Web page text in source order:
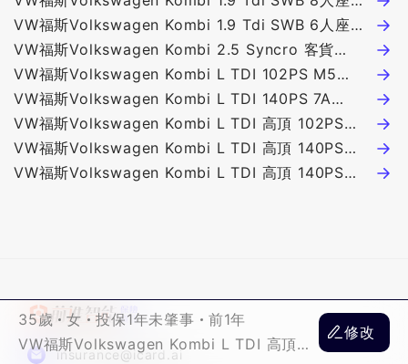
35歲 女 投保1年未肇事
前1年
VW福斯Volkswagen Kombi L TDI 高頂
修改
車 115.9萬
VW福斯Volkswagen Kombi 1.9 Tdi SWB 6人座客
車 113.9萬
VW福斯Volkswagen Kombi 2.5 Syncro 客貨
(M)8人座4WD @ 106萬
VW福斯Volkswagen Kombi L TDI 102PS M5
1968c.c. 4D 5人座 137.8萬
VW福斯Volkswagen Kombi L TDI 140PS 7A
1968c.c. 4D 5人座 178.8萬
VW福斯Volkswagen Kombi L TDI 高頂 102PS
M5 1968c.c. 4D 5人座 145.8萬
VW福斯Volkswagen Kombi L TDI 高頂 140PS
2460c.c. 4D 5人座 188.8萬
VW福斯Volkswagen Kombi L TDI 高頂 140PS
insurance@icard.ai